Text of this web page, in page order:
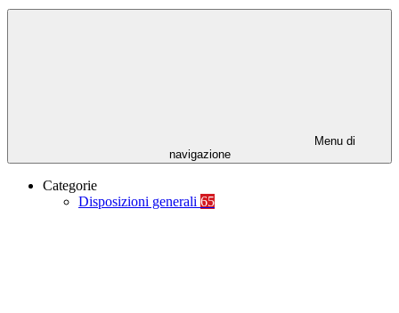
Menu di
navigazione
Categorie
Disposizioni generali 65